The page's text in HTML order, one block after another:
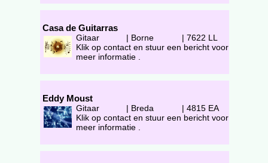
Casa de Guitarras
Gitaar | Borne | 7622 LL
Klik op contact en stuur een bericht voor
meer informatie .
Eddy Moust
Gitaar | Breda | 4815 EA
Klik op contact en stuur een bericht voor
meer informatie .